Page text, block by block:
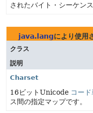
されたバイト・シーケン
java.langにより使用
クラス
説明
Charset
16ビットUnicode コー
ス間の指定マップです。